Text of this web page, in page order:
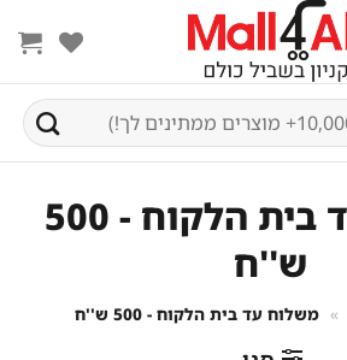
משלוח עד בית הלקוח - 500
ש''ח
» משלוח עד בית הלקוח - 500 ש''ח